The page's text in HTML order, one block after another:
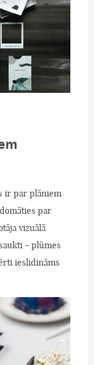
ir par plāniem
par
vizuālā
- plūmes
ieslidināms